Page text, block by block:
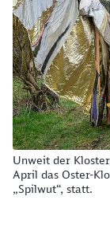
Unweit der
April das Oster-
„Spilwut“, statt.